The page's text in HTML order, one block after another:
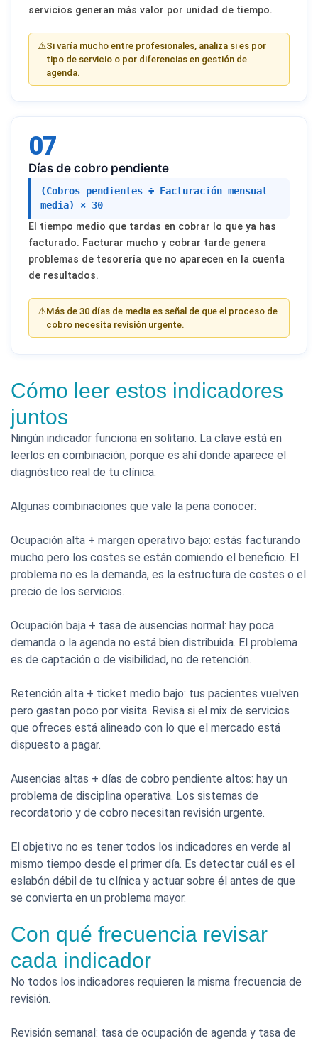
servicios generan más valor por unidad de tiempo.
⚠️Si varía mucho entre profesionales, analiza si es por
tipo de servicio o por diferencias en gestión de
agenda.
07
Días de cobro pendiente
(Cobros pendientes ÷ Facturación mensual
media) × 30
El tiempo medio que tardas en cobrar lo que ya has
facturado. Facturar mucho y cobrar tarde genera
problemas de tesorería que no aparecen en la cuenta
de resultados.
⚠️Más de 30 días de media es señal de que el proceso de
cobro necesita revisión urgente.
Cómo leer estos indicadores
juntos
Ningún indicador funciona en solitario. La clave está en
leerlos en combinación, porque es ahí donde aparece el
diagnóstico real de tu clínica.
Algunas combinaciones que vale la pena conocer:
Ocupación alta + margen operativo bajo: estás facturando
mucho pero los costes se están comiendo el beneficio. El
problema no es la demanda, es la estructura de costes o el
precio de los servicios.
Ocupación baja + tasa de ausencias normal: hay poca
demanda o la agenda no está bien distribuida. El problema
es de captación o de visibilidad, no de retención.
Retención alta + ticket medio bajo: tus pacientes vuelven
pero gastan poco por visita. Revisa si el mix de servicios
que ofreces está alineado con lo que el mercado está
dispuesto a pagar.
Ausencias altas + días de cobro pendiente altos: hay un
problema de disciplina operativa. Los sistemas de
recordatorio y de cobro necesitan revisión urgente.
El objetivo no es tener todos los indicadores en verde al
mismo tiempo desde el primer día. Es detectar cuál es el
eslabón débil de tu clínica y actuar sobre él antes de que
se convierta en un problema mayor.
Con qué frecuencia revisar
cada indicador
No todos los indicadores requieren la misma frecuencia de
revisión.
Revisión semanal: tasa de ocupación de agenda y tasa de